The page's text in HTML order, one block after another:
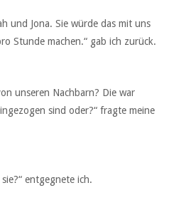
und Jona. Sie würde das mit uns
Stunde machen.“ gab ich zurück.
unseren Nachbarn? Die war
sind oder?“ fragte meine
entgegnete ich.